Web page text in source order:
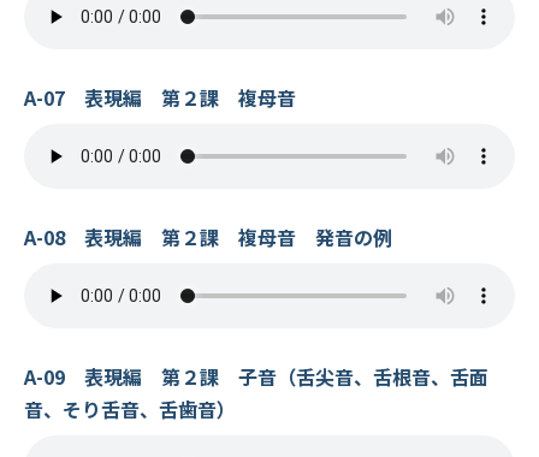
A-07 表現編 第２課 複母音
A-08 表現編 第２課 複母音 発音の例
A-09 表現編 第２課 子音（舌尖音、舌根音、舌面
音、そり舌音、舌歯音）